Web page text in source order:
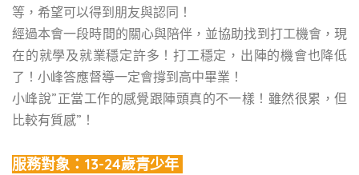
等，希望可以得到朋友與認同！
經過本會一段時間的關心與陪伴，並協助找到打工機會，現
在的就學及就業穩定許多！打工穩定，出陣的機會也降低
了！小峰答應督導一定會撐到高中畢業！
小峰說”正當工作的感覺跟陣頭真的不一樣！雖然很累，但
比較有質感”！
服務對象：13-24歲青少年